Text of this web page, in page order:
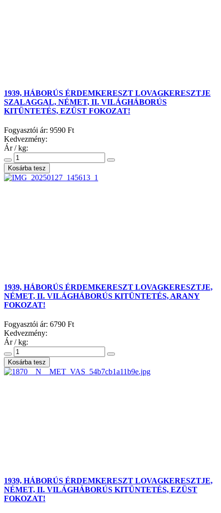
1939, HÁBORÚS ÉRDEMKERESZT LOVAGKERESZTJE
SZALAGGAL, NÉMET, II. VILÁGHÁBORÚS
KITÜNTETÉS, EZÜST FOKOZAT!
Fogyasztói ár: 9590 Ft
Kedvezmény:
Ár / kg:
1939, HÁBORÚS ÉRDEMKERESZT LOVAGKERESZTJE,
NÉMET, II. VILÁGHÁBORÚS KITÜNTETÉS, ARANY
FOKOZAT!
Fogyasztói ár: 6790 Ft
Kedvezmény:
Ár / kg:
1939, HÁBORÚS ÉRDEMKERESZT LOVAGKERESZTJE,
NÉMET, II. VILÁGHÁBORÚS KITÜNTETÉS, EZÜST
FOKOZAT!